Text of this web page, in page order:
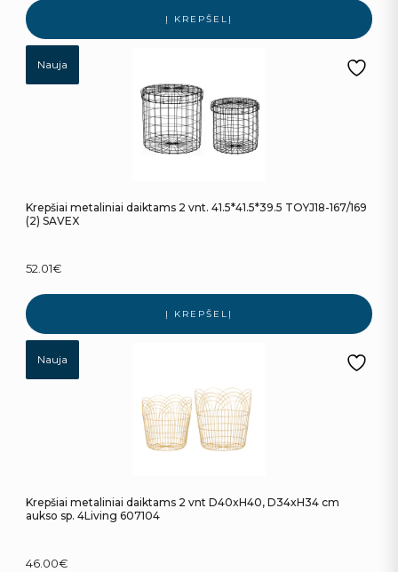
Į KREPŠELĮ
Nauja
Krepšiai metaliniai daiktams 2 vnt. 41.5*41.5*39.5 TOYJ18-167/169
(2) SAVEX
52.01€
Į KREPŠELĮ
Nauja
Krepšiai metaliniai daiktams 2 vnt D40xH40, D34xH34 cm
aukso sp. 4Living 607104
46.00€